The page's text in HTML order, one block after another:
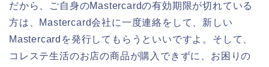
だから、ご自身のMastercardの有効期限が切れている
方は、Mastercard会社に一度連絡をして、新しい
Mastercardを発行してもらうといいですよ。そして、
コレステ生活のお店の商品が購入できずに、お困りの